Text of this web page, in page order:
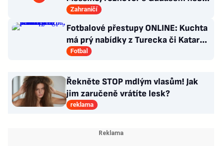
plakát Pogačara
Zahraničí
Fotbalové přestupy ONLINE: Kuchta
má prý nabídky z Turecka či Kataru,
Sigmu posílí Švéd
Fotbal
Řekněte STOP mdlým vlasům! Jak
jim zaručeně vrátíte lesk?
reklama